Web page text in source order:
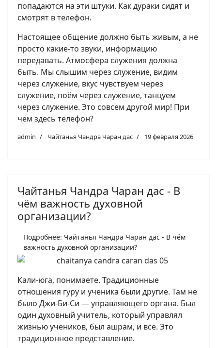
попадаются на эти штуки. Как дураки сидят и
смотрят в телефон.
Настоящее общение должно быть живым, а не
просто какие-то звуки, информацию
передавать. Атмосфера служения должна
быть. Мы слышим через служение, видим
через служение, вкус чувствуем через
служение, поём через служение, танцуем
через служение. Это совсем другой мир! При
чём здесь телефон?
admin Чайтанья Чандра Чаран дас 19 февраля 2026
Чайтанья Чандра Чаран дас - В
чём важность духовной
организации?
Подробнее: Чайтанья Чандра Чаран дас - В чём
важность духовной организации?
Кали-юга, понимаете. Традиционные
отношения гуру и ученика были другие. Там не
было Джи-Би-Си — управляющего органа. Был
один духовный учитель, который управлял
жизнью учеников, был ашрам, и всё. Это
традиционное представление.